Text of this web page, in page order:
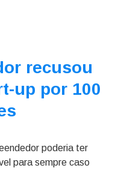
recusou
up por 100
poderia ter
para sempre caso